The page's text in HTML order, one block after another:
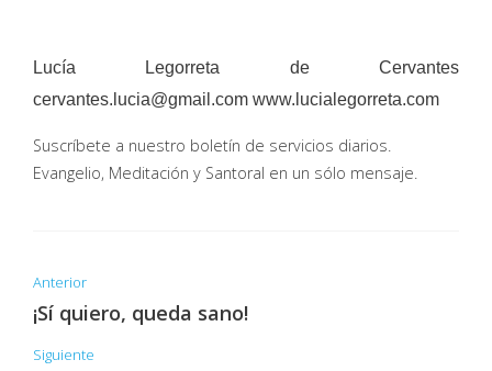
Lucía Legorreta de Cervantes
cervantes.lucia@gmail.com www.lucialegorreta.com
Suscríbete a nuestro boletín de servicios diarios.
Evangelio, Meditación y Santoral en un sólo mensaje.
Anterior
¡Sí quiero, queda sano!
Siguiente